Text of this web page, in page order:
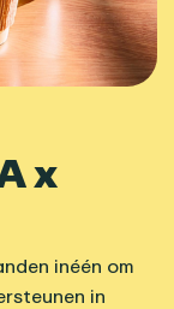
x
inéén om
in